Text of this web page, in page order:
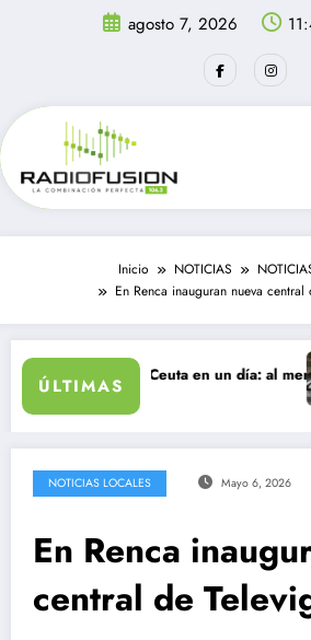
agosto 7, 2026
Inicio NOTICIAS
En Renca inauguran nueva central
ÚLTIMAS
ingresan a Ceuta en un día: al menos 34
NOTICIAS LOCALES Mayo 6, 2026
En Renca
central de